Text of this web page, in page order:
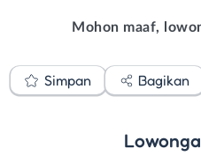
Mohon maaf,
Simpan Bagikan